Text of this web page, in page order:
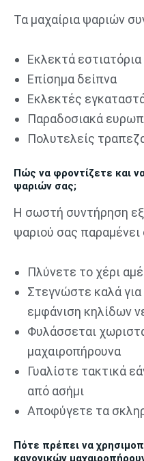
Τα μαχαίρια ψαριών
Εκλεκτά εστιατόρια
Επίσημα δείπνα
Εκλεκτές
Παραδοσιακά
Πολυτελείς
Πώς να φροντίζετε και
ψαριών σας;
Η σωστή συντήρηση
ψαριού σας
Πλύνετε το χέρι
Στεγνώστε καλά
εμφάνιση κηλίδων
Φυλάσσεται
μαχαιροπήρουνα
Γυαλίστε τακτικά
από ασήμι
Αποφύγετε τα
Πότε πρέπει να
κανονικών